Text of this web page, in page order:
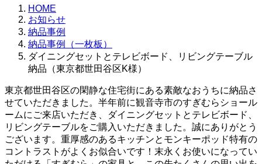
HOME
お知らせ
納品事例
納品事例（一枚板）
ダイニングセットとテレビボード、リビングテーブル
納品（東京都世田谷区K様）
東京都世田谷区の閑静な住宅街にある素敵なおうちに納品さ
せていただきました。半年前に観音寺市のすぎむらショール
ームにご来店いただき、ダイニングセットとテレビボード、
リビングテーブルをご購入いただきました。誠にありがとう
ございます。重厚感のあるキッチンとモンキーポッド特有の
コントラストがよくお似合いです！末永くお使いになってい